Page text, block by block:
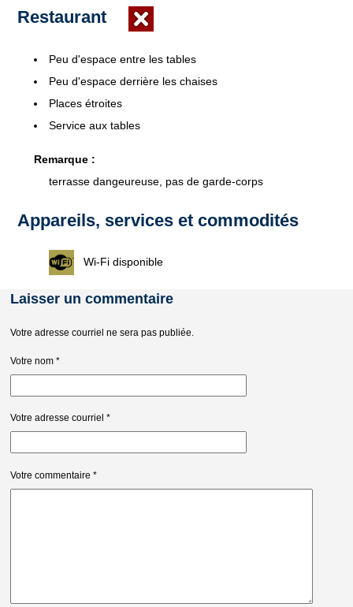
Restaurant
Peu d'espace entre les tables
Peu d'espace derrière les chaises
Places étroites
Service aux tables
Remarque :
terrasse dangeureuse, pas de garde-corps
Appareils, services et commodités
Wi-Fi disponible
Laisser un commentaire
Votre adresse courriel ne sera pas publiée.
Votre nom *
Votre adresse courriel *
Votre commentaire *